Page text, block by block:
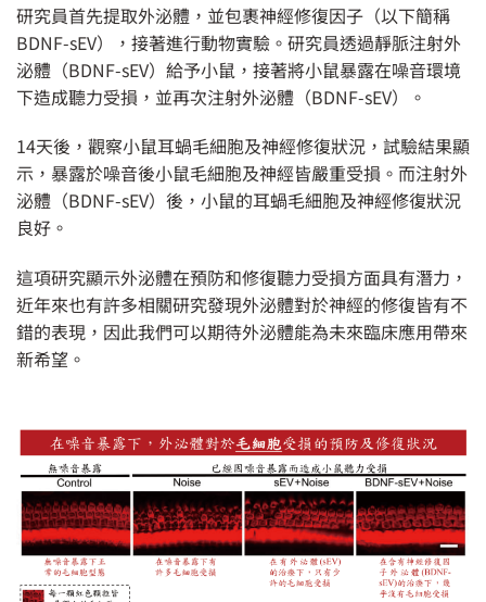
研究員首先提取外泌體，並包裹神經修復因子（以下簡稱
BDNF-sEV），接著進行動物實驗。研究員透過靜脈注射外
泌體（BDNF-sEV）給予小鼠，接著將小鼠暴露在噪音環境
下造成聽力受損，並再次注射外泌體（BDNF-sEV）。
14天後，觀察小鼠耳蝸毛細胞及神經修復狀況，試驗結果顯
示，暴露於噪音後小鼠毛細胞及神經皆嚴重受損。而注射外
泌體（BDNF-sEV）後，小鼠的耳蝸毛細胞及神經修復狀況
良好。
這項研究顯示外泌體在預防和修復聽力受損方面具有潛力，
近年來也有許多相關研究發現外泌體對於神經的修復皆有不
錯的表現，因此我們可以期待外泌體能為未來臨床應用帶來
新希望。